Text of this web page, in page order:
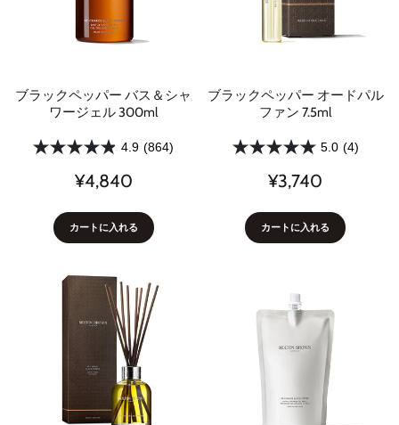
ブラックペッパー バス＆シャ
ワージェル 300ml
4.9 (864)
¥4,840
カートに入れる
ブラックペッパー オードパル
ファン 7.5ml
5.0 (4)
¥3,740
カートに入れる